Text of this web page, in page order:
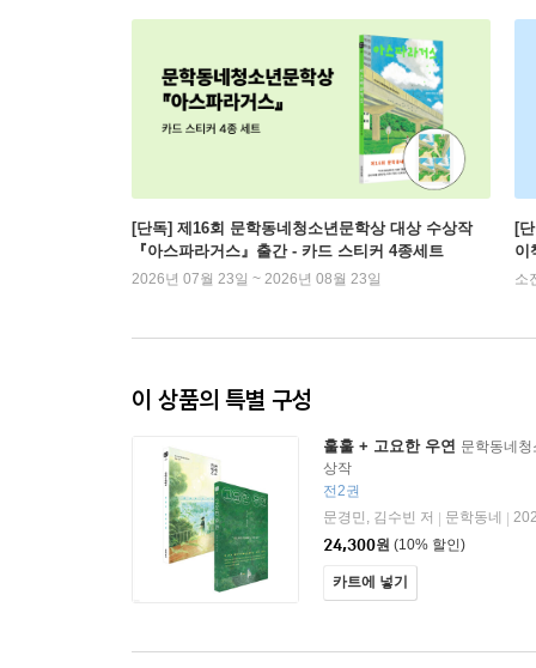
[단독] 제16회 문학동네청소년문학상 대상 수상작
『아스파라거스』출간 - 카드 스티커 4종세트
2026년 07월 23일 ~ 2026년 08월 23일
[
이
소
이 상품의 특별 구성
훌훌 + 고요한 우연 문학동네
상작
전2권
문경민, 김수빈 저
문학동네
24,300원 (10% 할인)
카트에 넣기